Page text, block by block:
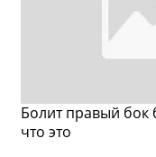
Болит правый бок
что это